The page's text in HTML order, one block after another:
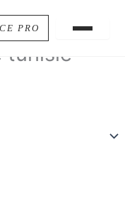
PRO
tunisie